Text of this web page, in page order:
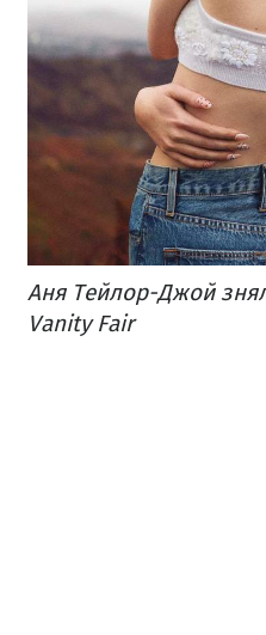
Аня Тейлор-Джой
Vanity Fair